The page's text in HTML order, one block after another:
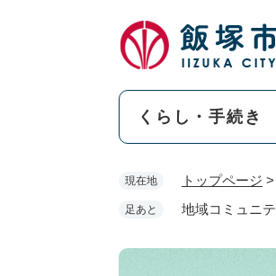
くらし・手続き
現在地 トップページ >
足あと 地域コミュニ
本